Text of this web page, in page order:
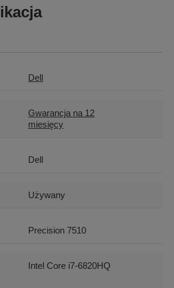
Dell
Gwarancja na 12
miesięcy
Dell
Używany
Precision 7510
Intel Core i7-6820HQ